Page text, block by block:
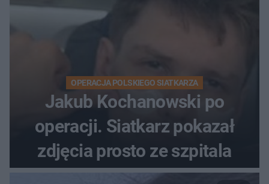
OPERACJA POLSKIEGO SIATKARZA
Jakub Kochanowski po
operacji. Siatkarz pokazał
zdjęcia prosto ze szpitala